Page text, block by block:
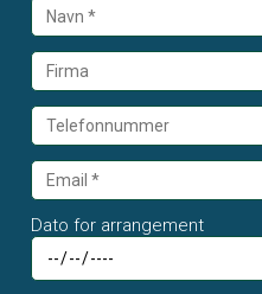
Dato for arrangement